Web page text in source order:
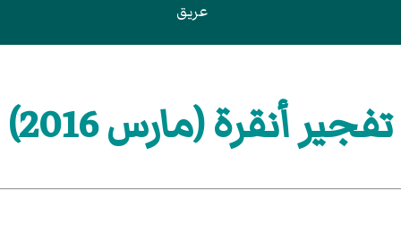
عريق
تفجير أنقرة (مارس 2016)